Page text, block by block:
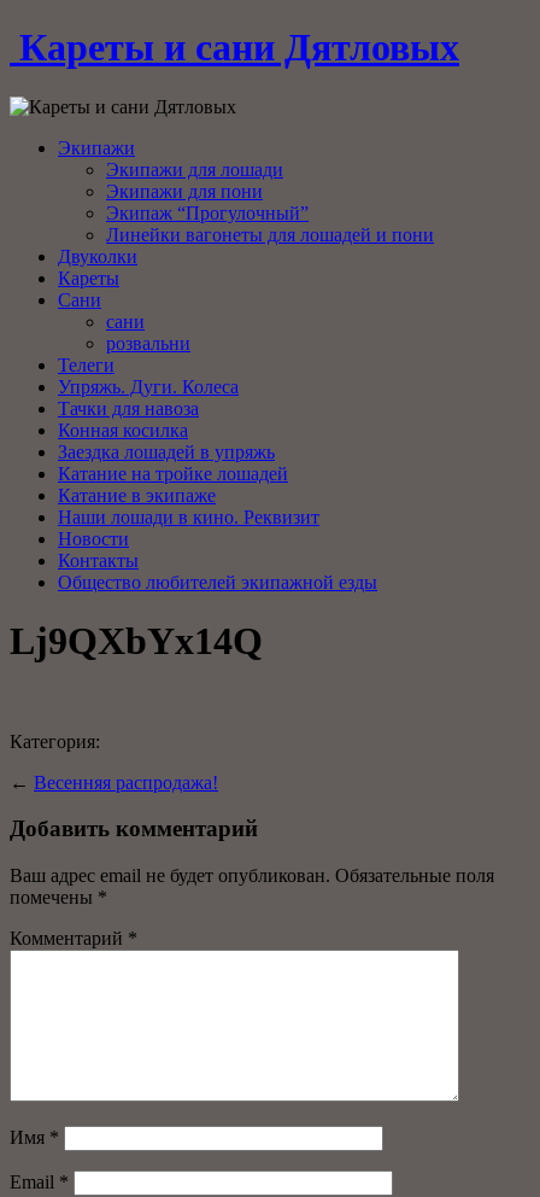
Кареты и сани Дятловых
Экипажи
Экипажи для лошади
Экипажи для пони
Экипаж “Прогулочный”
Линейки вагонеты для лошадей и пони
Двуколки
Кареты
Сани
сани
розвальни
Телеги
Упряжь. Дуги. Колеса
Тачки для навоза
Конная косилка
Заездка лошадей в упряжь
Катание на тройке лошадей
Катание в экипаже
Наши лошади в кино. Реквизит
Новости
Контакты
Общество любителей экипажной езды
Lj9QXbYx14Q
Категория:
← Весенняя распродажа!
Добавить комментарий
Ваш адрес email не будет опубликован. Обязательные поля
помечены *
Комментарий *
Имя *
Email *